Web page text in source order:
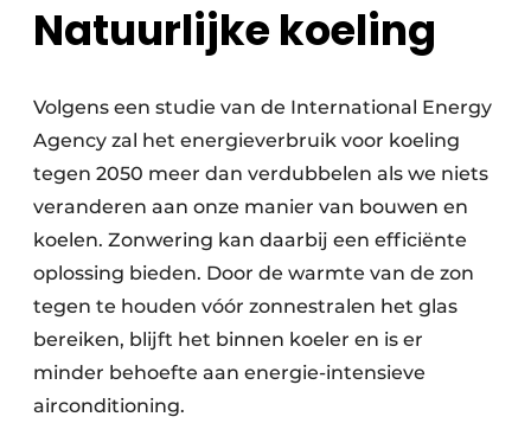
Natuurlijke koeling
Volgens een studie van de International Energy
Agency zal het energieverbruik voor koeling
tegen 2050 meer dan verdubbelen als we niets
veranderen aan onze manier van bouwen en
koelen. Zonwering kan daarbij een efficiënte
oplossing bieden. Door de warmte van de zon
tegen te houden vóór zonnestralen het glas
bereiken, blijft het binnen koeler en is er
minder behoefte aan energie-intensieve
airconditioning.